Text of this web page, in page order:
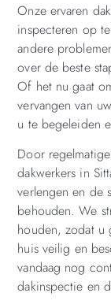
Onze ervaren
inspecteren op
andere
over de beste
Of het nu gaat
vervangen van
u te begeleiden
Door
dakwerkers in
verlengen en de
behouden. We
houden, zodat u
huis veilig en
vandaag nog
dakinspectie en